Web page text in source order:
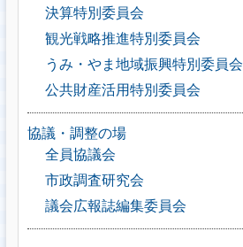
決算特別委員会
観光戦略推進特別委員会
うみ・やま地域振興特別委員会
公共財産活用特別委員会
協議・調整の場
全員協議会
市政調査研究会
議会広報誌編集委員会